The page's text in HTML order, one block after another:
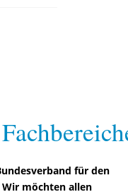
für den
möchten allen